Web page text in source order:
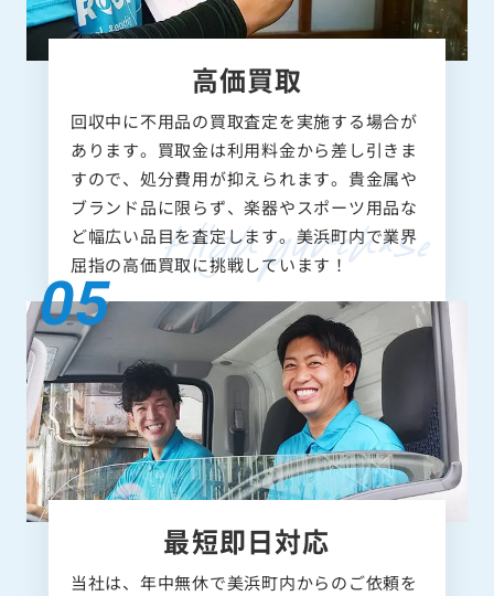
高価買取
回収中に不用品の買取査定を実施する場合が
あります。買取金は利用料金から差し引きま
すので、処分費用が抑えられます。貴金属や
ブランド品に限らず、楽器やスポーツ用品な
ど幅広い品目を査定します。美浜町内で業界
屈指の高価買取に挑戦しています！
最短即日対応
当社は、年中無休で美浜町内からのご依頼を